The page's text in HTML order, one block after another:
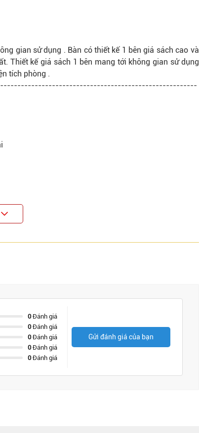
gian sử dụng . Bàn có thiết kế 1 bên giá sách cao và
Thiết kế giá sách 1 bên mang tới không gian sử dụng
tích phòng .
0Đánh giá
0Đánh giá
0Đánh giá
0Đánh giá
0Đánh giá
Gửi đánh giá của bạn